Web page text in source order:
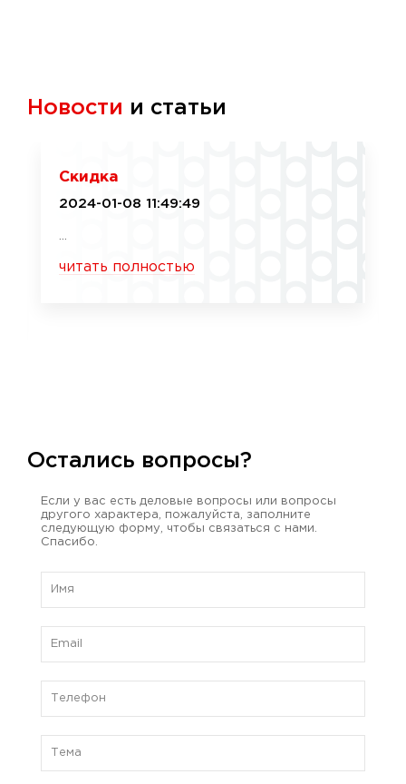
Новости и статьи
Скидка
2024-01-08 11:49:49
читать полностью
Остались вопросы?
Если у вас есть деловые вопросы или вопросы
другого характера, пожалуйста, заполните
следующую форму, чтобы связаться с нами.
Спасибо.